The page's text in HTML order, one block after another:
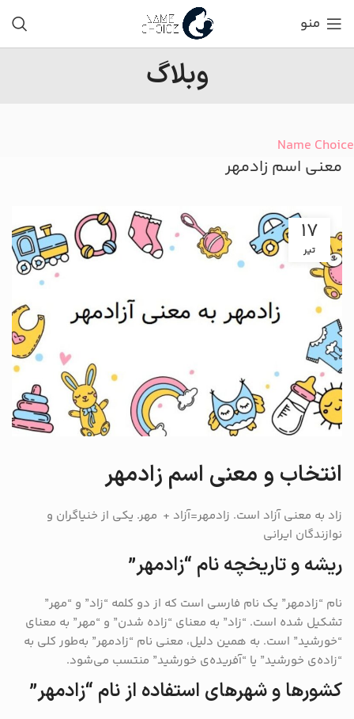
منو
وبلاگ
Name Choice
معنی اسم زادمهر
17
تیر
انتخاب و معنی اسم زادمهر
زاد به معنی آزاد است. زادمهر=آزاد + مهر. یکی از خنیاگران و
نوازندگان ایرانی
ریشه و تاریخچه نام “زادمهر”
نام “زادمهر” یک نام فارسی است که از دو کلمه “زاد” و “مهر”
تشکیل شده است. “زاد” به معنای “زاده شدن” و “مهر” به معنای
“خورشید” است. به همین دلیل، معنی نام “زادمهر” به‌طور کلی به
“زاده‌ی خورشید” یا “آفریده‌ی خورشید” منتسب می‌شود.
کشورها و شهرهای استفاده از نام “زادمهر”